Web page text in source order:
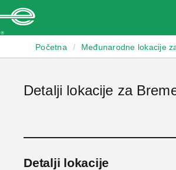
Početna / Međunarodne lokacije
Detalji lokacije za
Detalji lokacije